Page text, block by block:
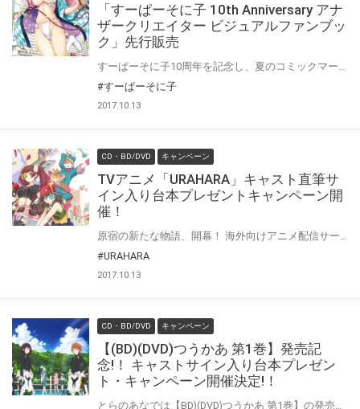
「すーぱーそに子 10th Anniversary アナ
ザークリエイター ビジュアルファンブッ
ク」先行販売
#すーぱーそに子
2017.10.13
CD・BD/DVD キャンペーン
TVアニメ「URAHARA」キャスト直筆サ
イン入り台本プレゼントキャンペーン開
催！
#URAHARA
2017.10.13
CD・BD/DVD キャンペーン
【(BD)(DVD)つうかあ 第1巻】発売記
念!！ キャストサイン入り台本プレゼン
ト・キャンペーン開催決定!！